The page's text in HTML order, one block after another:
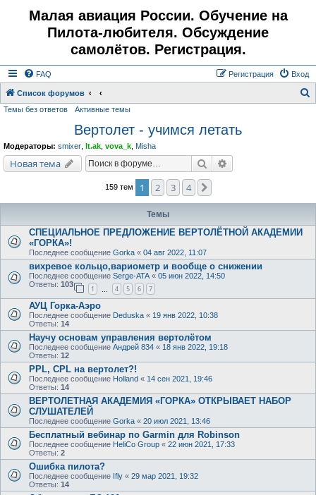
Малая авиация России. Обучение на
Пилота-любителя. Обсуждение
самолётов. Регистрация.
FAQ Вход
Регистрация
Список форумов
Темы без ответов Активные темы
Вертолет - учимся летать
Модераторы: smixer lt.ak vova_k Misha
Новая тема Поиск
159 тем 1 2 3 4
Темы
СПЕЦИАЛЬНОЕ ПРЕДЛОЖЕНИЕ ВЕРТОЛЁТНОЙ АКАДЕМИИ
«ГОРКА»!
Последнее сообщение Gorka « 04 авг 2022, 11:07
вихревое кольцо,вариометр и вообще о снижении
Последнее сообщение Serge-ATA « 05 июн 2022, 14:50
Ответы: 103
1 4 5 6 7
АУЦ Горка-Аэро
Последнее сообщение Deduska « 19 янв 2022, 10:38
Ответы: 14
Научу основам управления вертолётом
Последнее сообщение Андрей 834 « 18 янв 2022, 19:18
Ответы: 12
PPL, CPL на вертолет?!
Последнее сообщение Holland « 14 сен 2021, 19:46
Ответы: 14
ВЕРТОЛЕТНАЯ АКАДЕМИЯ «ГОРКА» ОТКРЫВАЕТ НАБОР
СЛУШАТЕЛЕЙ
Последнее сообщение Gorka « 20 июл 2021, 13:46
Бесплатный вебинар по Garmin для Robinson
Последнее сообщение HeliCo Group « 22 июн 2021, 17:33
Ответы: 2
Ошибка пилота?
Последнее сообщение Ifly « 29 мар 2021, 19:32
Ответы: 14